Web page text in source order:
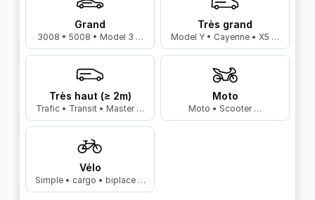
Grand
3008 • 5008 • Model 3 …
Très grand
Model Y • Cayenne • X5 …
Très haut (≥ 2m)
Trafic • Transit • Master …
Moto
Moto • Scooter …
Vélo
Simple • cargo • biplace …